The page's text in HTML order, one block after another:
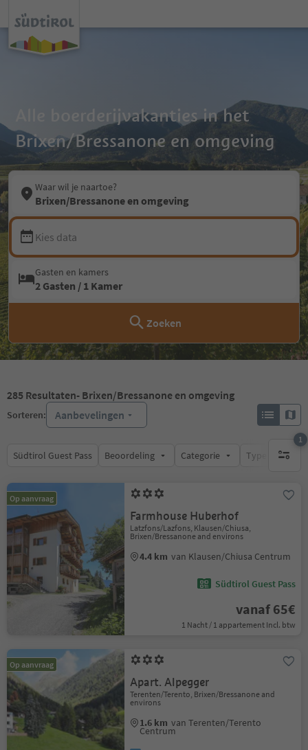
Alle boerderijvakanties in het
Brixen/Bressanone en omgeving
Waar wil je naartoe?
Brixen/Bressanone en omgeving
Kies data
Gasten en kamers
2 Gasten / 1 Kamer
Zoeken
285 Resultaten- Brixen/Bressanone en omgeving
Sorteren: Aanbevelingen
Südtirol Guest Pass Beoordeling Categorie Type catering
1
1
Op aanvraag
Farmhouse Huberhof
Latzfons/Lazfons, Klausen/Chiusa,
Brixen/Bressanone and environs
4.4 km van Klausen/Chiusa Centrum
Südtirol Guest Pass
vanaf 65€
1 Nacht / 1 appartement Incl. btw
Op aanvraag
Apart. Alpegger
Terenten/Terento, Brixen/Bressanone and
environs
1.6 km van Terenten/Terento
Centrum